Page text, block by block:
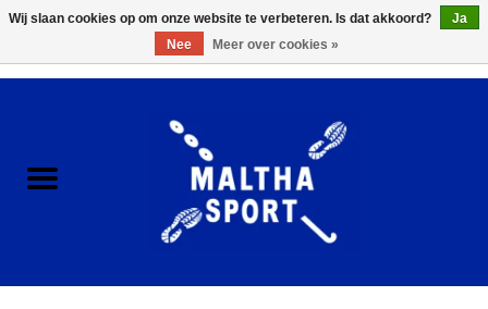
ACCESSOIRES/HARDWARE
KLEDING
Wij slaan cookies op om onze website te verbeteren. Is dat akkoord?
Ja
Nee
Meer over cookies »